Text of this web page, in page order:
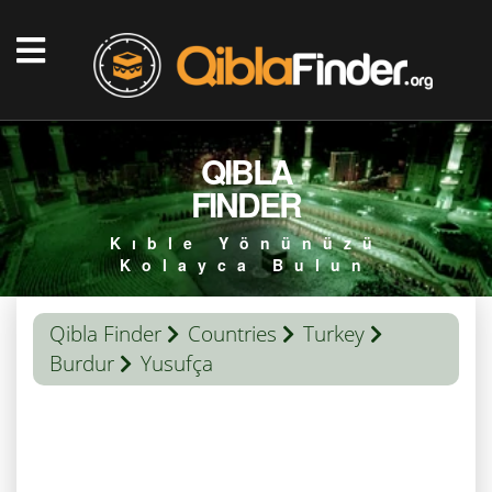
QIBLA
FINDER
Kıble Yönünüzü
Kolayca Bulun
Qibla Finder Countries
Turkey
Burdur
Yusufça